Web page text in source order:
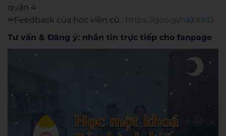
quận 4
✏Feedback của học viên cũ : https://goo.gl/naXXKD
Tư vấn & Đăng ý: nhắn tin trực tiếp cho fanpage